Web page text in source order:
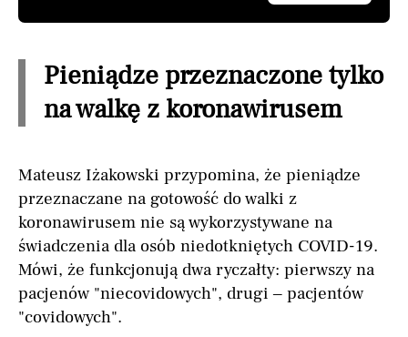
Pieniądze przeznaczone tylko
na walkę z koronawirusem
Mateusz Iżakowski przypomina, że pieniądze
przeznaczane na gotowość do walki z
koronawirusem nie są wykorzystywane na
świadczenia dla osób niedotkniętych COVID-19.
Mówi, że funkcjonują dwa ryczałty: pierwszy na
pacjenów "niecovidowych", drugi – pacjentów
"covidowych".